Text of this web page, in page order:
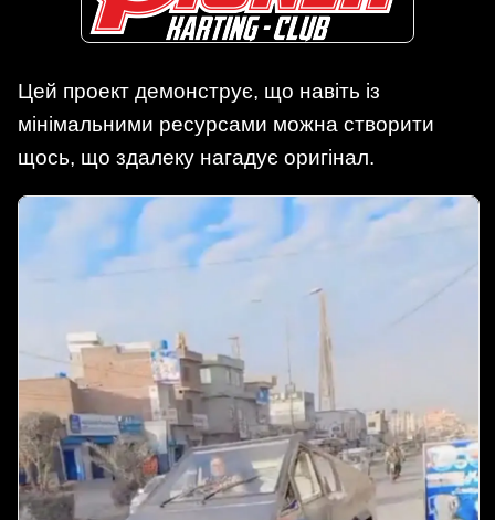
Цей проект демонструє, що навіть із
мінімальними ресурсами можна створити
щось, що здалеку нагадує оригінал.